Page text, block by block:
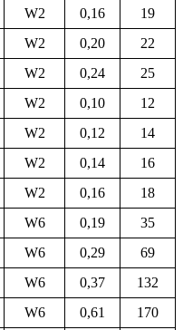
W2 0,16
19
W2 0,20
22
W2 0,24
25
W2 0,10
12
W2 0,12
14
W2 0,14
16
W2 0,16
18
W6 0,19
35
W6 0,29
69
W6 0,37
132
W6 0,61
170